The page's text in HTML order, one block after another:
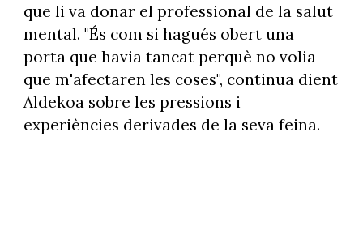
que li va donar el professional de la salut
mental. "És com si hagués obert una
porta que havia tancat perquè no volia
que m'afectaren les coses", continua dient
Aldekoa sobre les pressions i
experiències derivades de la seva feina.